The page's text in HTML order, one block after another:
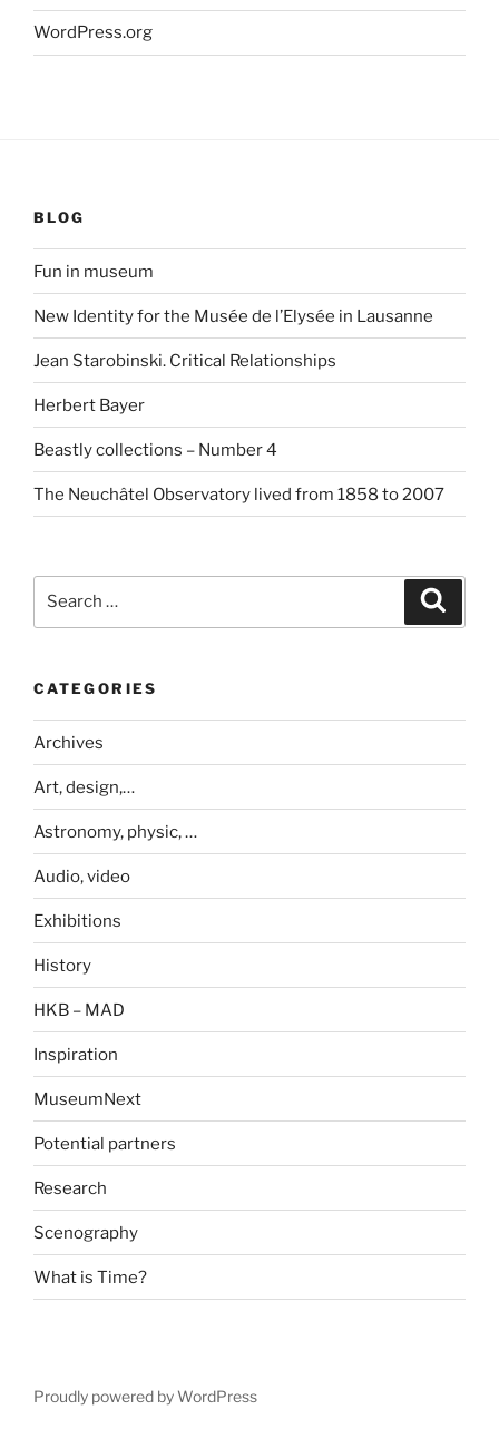
WordPress.org
BLOG
Fun in museum
New Identity for the Musée de l’Elysée in Lausanne
Jean Starobinski. Critical Relationships
Herbert Bayer
Beastly collections – Number 4
The Neuchâtel Observatory lived from 1858 to 2007
CATEGORIES
Archives
Art, design,…
Astronomy, physic, …
Audio, video
Exhibitions
History
HKB – MAD
Inspiration
MuseumNext
Potential partners
Research
Scenography
What is Time?
Proudly powered by WordPress